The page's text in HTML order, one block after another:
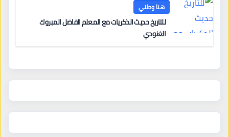
هنا وطني
للتاريخ حديث الذكريات مع المعلم الفاضل المبروك
الغنودي